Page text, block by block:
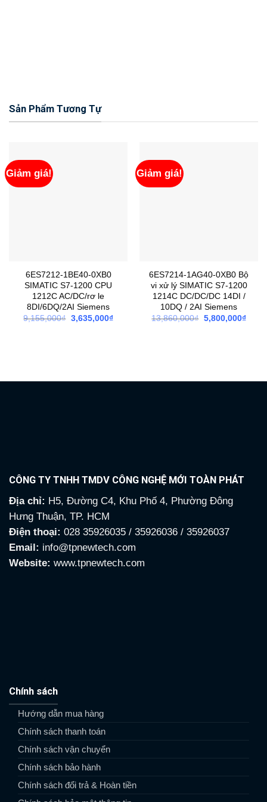
Sản Phẩm Tương Tự
Giảm giá!
6ES7212-1BE40-0XB0
SIMATIC S7-1200 CPU
1212C AC/DC/rơ le
8DI/6DQ/2AI Siemens
9,155,000₫ Giá
3,635,000₫Giá
Giảm giá!
6ES7214-1AG40-0XB0 Bộ
vi xử lý SIMATIC S7-1200
1214C DC/DC/DC 14DI /
10DQ / 2AI Siemens
13,860,000₫ Giá
5,800,000₫Giá
CÔNG TY TNHH TMDV CÔNG NGHỆ MỚI TOÀN PHÁT
Địa chỉ: H5, Đường C4, Khu Phố 4, Phường Đông
Hưng Thuận, TP. HCM
Điện thoại: 028 35926035 / 35926036 / 35926037
Email: info@tpnewtech.com
Website: www.tpnewtech.com
Chính sách
Hướng dẫn mua hàng
Chính sách thanh toán
Chính sách vận chuyển
Chính sách bảo hành
Chính sách đổi trả & Hoàn tiền